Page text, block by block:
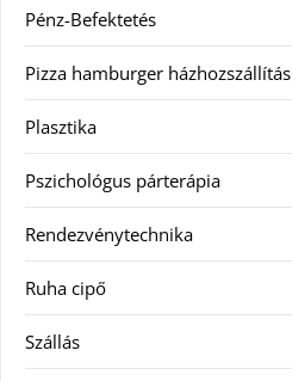
Pénz-Befektetés
Pizza hamburger házhozszállítás
Plasztika
Pszichológus párterápia
Rendezvénytechnika
Ruha cipő
Szállás